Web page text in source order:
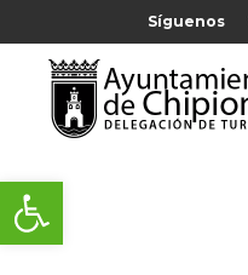
Abrir barra de herramientas
Síguenos